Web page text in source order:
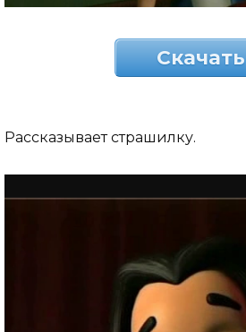
Скачать
Рассказывает страшилку.